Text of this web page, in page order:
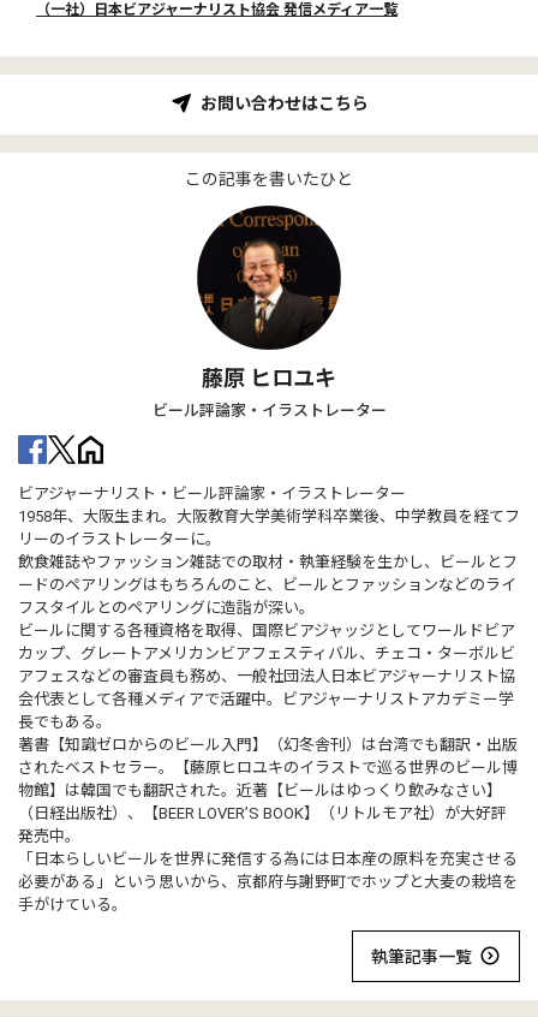
（一社）日本ビアジャーナリスト協会 発信メディア一覧
お問い合わせはこちら
この記事を書いたひと
藤原 ヒロユキ
ビール評論家・イラストレーター
ビアジャーナリスト・ビール評論家・イラストレーター
1958年、大阪生まれ。大阪教育大学美術学科卒業後、中学教員を経てフ
リーのイラストレーターに。
飲食雑誌やファッション雑誌での取材・執筆経験を生かし、ビールとフ
ードのペアリングはもちろんのこと、ビールとファッションなどのライ
フスタイルとのペアリングに造詣が深い。
ビールに関する各種資格を取得、国際ビアジャッジとしてワールドビア
カップ、グレートアメリカンビアフェスティバル、チェコ・ターボルビ
アフェスなどの審査員も務め、一般社団法人日本ビアジャーナリスト協
会代表として各種メディアで活躍中。ビアジャーナリストアカデミー学
長でもある。
著書【知識ゼロからのビール入門】（幻冬舎刊）は台湾でも翻訳・出版
されたベストセラー。【藤原ヒロユキのイラストで巡る世界のビール博
物館】は韓国でも翻訳された。近著【ビールはゆっくり飲みなさい】
（日経出版社）、【BEER LOVER’S BOOK】（リトルモア社）が大好評
発売中。
「日本らしいビールを世界に発信する為には日本産の原料を充実させる
必要がある」という思いから、京都府与謝野町でホップと大麦の栽培を
手がけている。
執筆記事一覧